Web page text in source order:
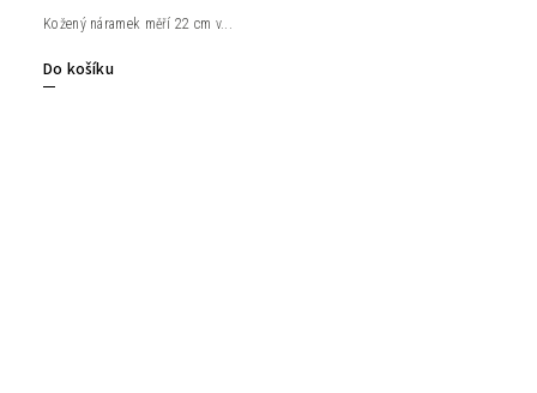
Do košíku
Kožený náramek měří 22 cm v...